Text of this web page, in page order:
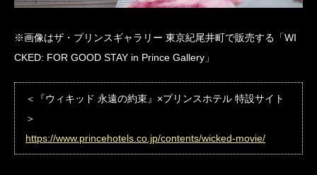
※画像はザ・プリンスギャラリー 東京紀尾井町で販売する「WI
CKED: FOR GOOD STAY in Prince Gallery」
＜『ウィキッド 永遠の約束』×プリンスホテル 特設サイト
＞
https://www.princehotels.co.jp/contents/wicked-movie/